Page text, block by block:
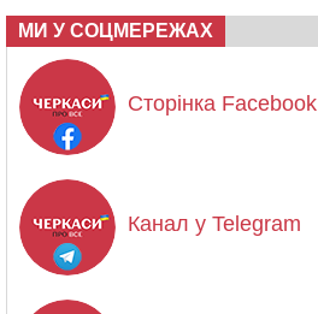
МИ У СОЦМЕРЕЖАХ
Сторінка Facebook
Канал у Telegram